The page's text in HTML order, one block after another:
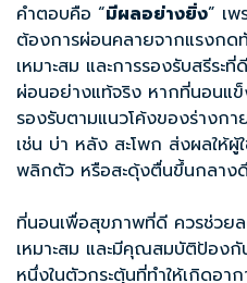
คำตอบคือ “มีผลอย่างยิ่ง” เ
ต้องการผ่อนคลายจากแรงกด
เหมาะสม และการรองรับสรีระ
ผ่อนอย่างแท้จริง หากที่นอนแ
รองรับตามแนวโค้งของร่างก
เช่น บ่า หลัง สะโพก ส่งผลให้
พลิกตัว หรือสะดุ้งตื่นขึ้นกลาง
ที่นอนเพื่อสุขภาพที่ดี ควรช่วย
เหมาะสม และมีคุณสมบัติป้องกั
หนึ่งในตัวกระตุ้นที่ทำให้เกิดอา